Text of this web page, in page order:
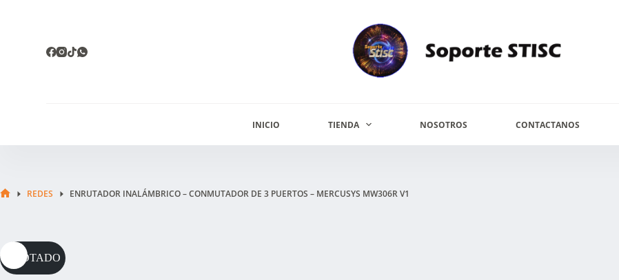
INICIO TIENDA NOSOTROS CONTACTANOS
REDES ENRUTADOR INALÁMBRICO – CONMUTADOR DE 3 PUERTOS – MERCUSYS MW306R V1
AGOTADO